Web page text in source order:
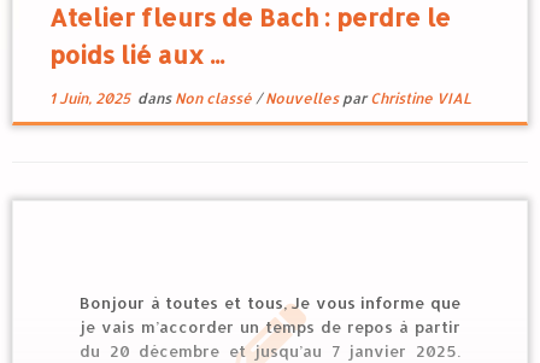
Atelier fleurs de Bach : perdre le
poids lié aux ...
1 Juin, 2025dans Non classé /Nouvelles parChristine VIAL
Bonjour à toutes et tous, Je vous informe que
je vais m’accorder un temps de repos à partir
du 20 décembre et jusqu’au 7 janvier 2025.